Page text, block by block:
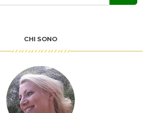
CHI SONO